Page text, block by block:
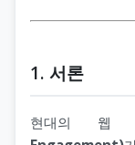
1. 서론
현대의 웹